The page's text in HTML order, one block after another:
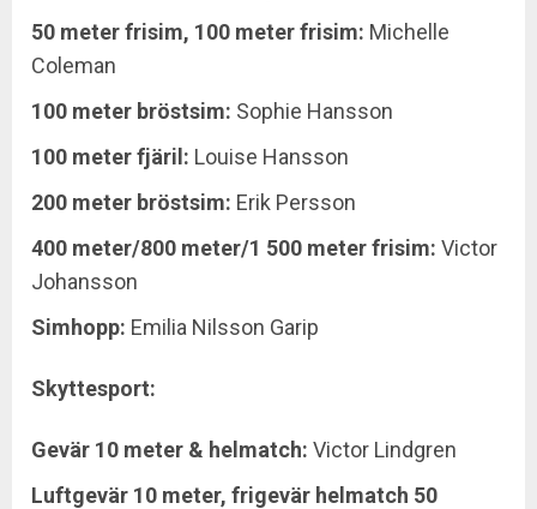
50 meter frisim, 100 meter frisim: Michelle
Coleman
100 meter bröstsim: Sophie Hansson
100 meter fjäril: Louise Hansson
200 meter bröstsim: Erik Persson
400 meter/800 meter/1 500 meter frisim: Victor
Johansson
Simhopp: Emilia Nilsson Garip
Skyttesport:
Gevär 10 meter & helmatch: Victor Lindgren
Luftgevär 10 meter, frigevär helmatch 50